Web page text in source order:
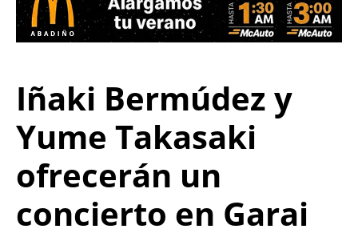
Iñaki Bermúdez y
Yume Takasaki
ofrecerán un
concierto en Garai